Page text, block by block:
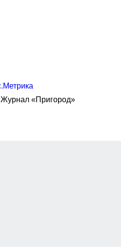
Журнал «Пригород»